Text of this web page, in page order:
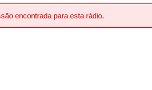
encontrada para esta rádio.